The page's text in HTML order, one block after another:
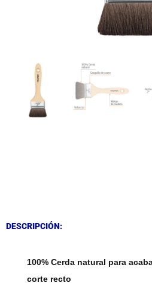
DESCRIPCIÓN:
100% Cerda natural para
corte recto